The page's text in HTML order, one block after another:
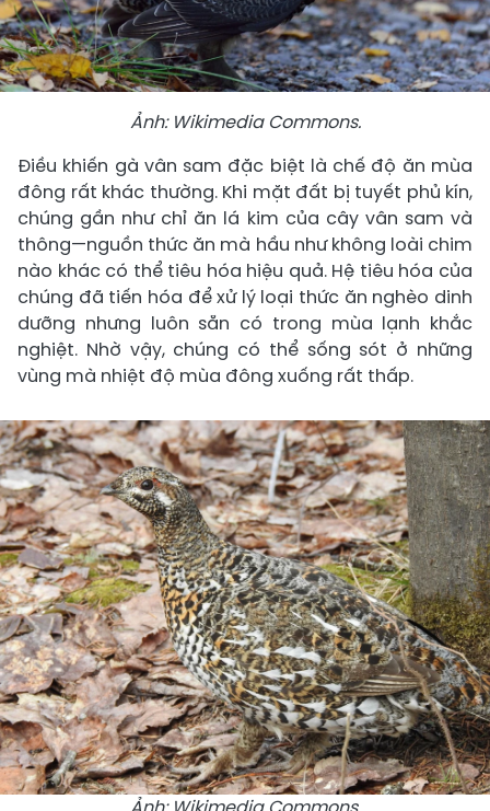
Ảnh: Wikimedia Commons.
Điều khiến gà vân sam đặc biệt là chế độ ăn mùa
đông rất khác thường. Khi mặt đất bị tuyết phủ kín,
chúng gần như chỉ ăn lá kim của cây vân sam và
thông—nguồn thức ăn mà hầu như không loài chim
nào khác có thể tiêu hóa hiệu quả. Hệ tiêu hóa của
chúng đã tiến hóa để xử lý loại thức ăn nghèo dinh
dưỡng nhưng luôn sẵn có trong mùa lạnh khắc
nghiệt. Nhờ vậy, chúng có thể sống sót ở những
vùng mà nhiệt độ mùa đông xuống rất thấp.